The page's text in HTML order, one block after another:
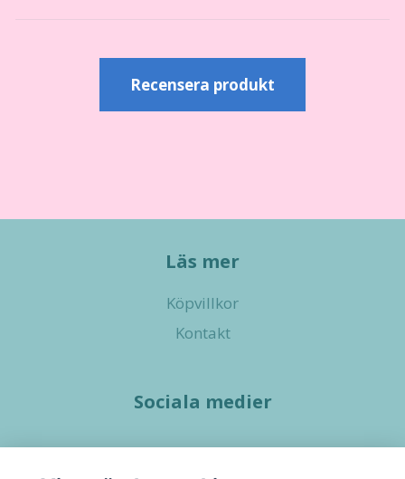
Recensera produkt
Läs mer
Köpvillkor
Kontakt
Sociala medier